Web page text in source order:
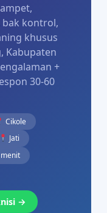
kontrol,
khusus
Kabupaten
+
30-60
Cikole
Jati
→